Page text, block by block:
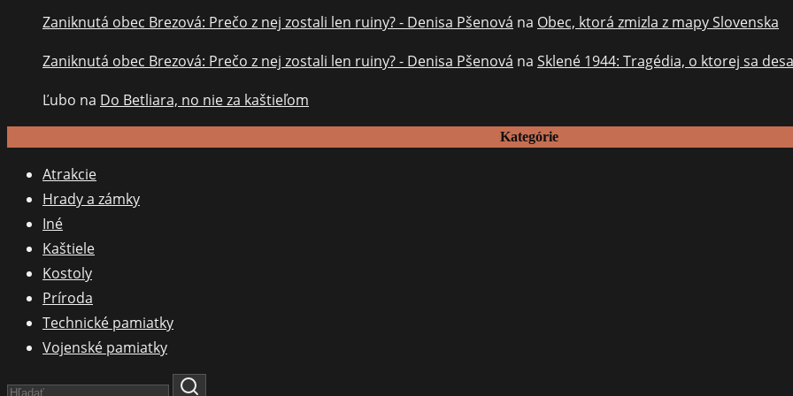
Zaniknutá obec Brezová: Prečo z nej zostali len ruiny? - Denisa Pšenová na Obec, ktorá zmizla z mapy Slovenska
Zaniknutá obec Brezová: Prečo z nej zostali len ruiny? - Denisa Pšenová na Sklené 1944: Tragédia, o ktorej sa
Ľubo na Do Betliara, no nie za kaštieľom
Kategórie
Atrakcie
Hrady a zámky
Iné
Kaštiele
Kostoly
Príroda
Technické pamiatky
Vojenské pamiatky
Search